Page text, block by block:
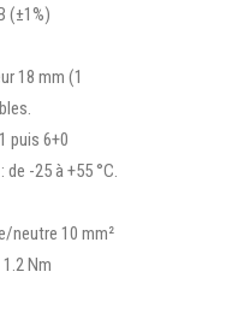
(±1%)
18 mm (1
puis 6+0
-25 à +55 °C.
neutre 10 mm²
Nm